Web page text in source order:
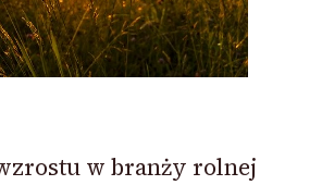
w branży rolnej